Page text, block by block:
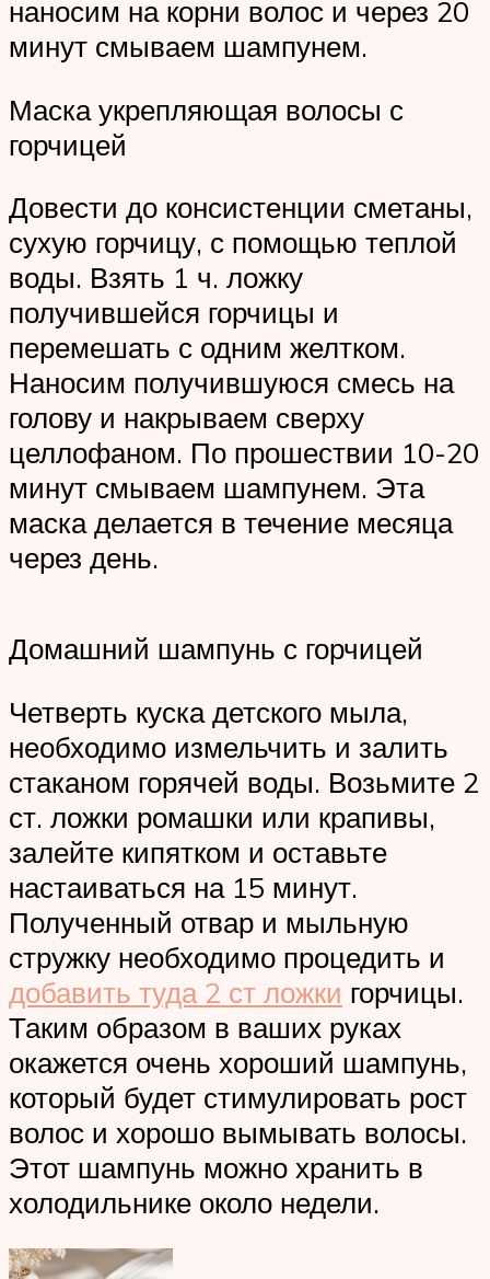
наносим на корни волос и через 20
минут смываем шампунем.
Маска укрепляющая волосы с
горчицей
Довести до консистенции сметаны,
сухую горчицу, с помощью теплой
воды. Взять 1 ч. ложку
получившейся горчицы и
перемешать с одним желтком.
Наносим получившуюся смесь на
голову и накрываем сверху
целлофаном. По прошествии 10-20
минут смываем шампунем. Эта
маска делается в течение месяца
через день.
Домашний шампунь с горчицей
Четверть куска детского мыла,
необходимо измельчить и залить
стаканом горячей воды. Возьмите 2
ст. ложки ромашки или крапивы,
залейте кипятком и оставьте
настаиваться на 15 минут.
Полученный отвар и мыльную
стружку необходимо процедить и
добавить туда 2 ст ложки горчицы.
Таким образом в ваших руках
окажется очень хороший шампунь,
который будет стимулировать рост
волос и хорошо вымывать волосы.
Этот шампунь можно хранить в
холодильнике около недели.